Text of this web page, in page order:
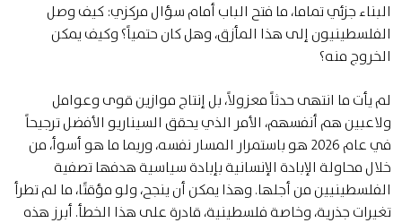
البناء جزئي تماما، ما فتح الباب أمام سؤال مركزي: كيف وصل
الفلسطينيون إلى هذا المأزق، وهل كان حتمياً؟ وكيف يمكن
الخروج منه؟
لم يأت ما انتهى حدثاً معزولاً، بل إنتاج موازين قوى وعوامل
ولاعبين هم أنفسهم، الأمر الذي يحقق السيناريو الأفضل ترجيحاً
في عام 2026 هو باستمرار المسار نفسه، وربما ما هو أسوأ، من
خلال محاولة الإبادة الإنسانية بإبادة سياسية هدفها تصفية
الفلسطينيين من أجلها. وهذا يمكن أن ينجح، ولو مؤقتًا، ما لم تطرأ
تغيرات جذرية، وخاصة فلسطينية، قادرة على هذا الخطأ. أبرز هذه